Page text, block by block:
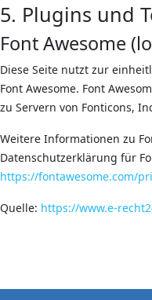
5. Plugins und
Font Awesome
Diese Seite nutzt zur
Font Awesome. Font
zu Servern von Fonticons,
Weitere Informationen zu
Datenschutzerklärung für
https://fontawesome.com/
Quelle: https://www.e-